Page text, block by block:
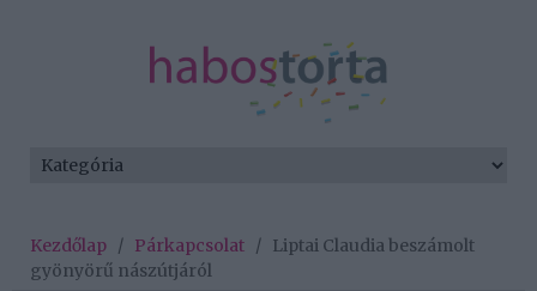
Kezdőlap / Párkapcsolat / Liptai Claudia beszámolt
gyönyörű nászútjáról